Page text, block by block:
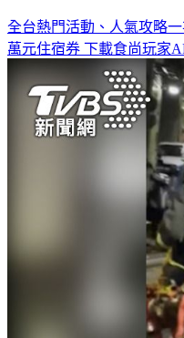
全台熱門活動、人氣攻略一
萬元住宿券 下載食尚玩家